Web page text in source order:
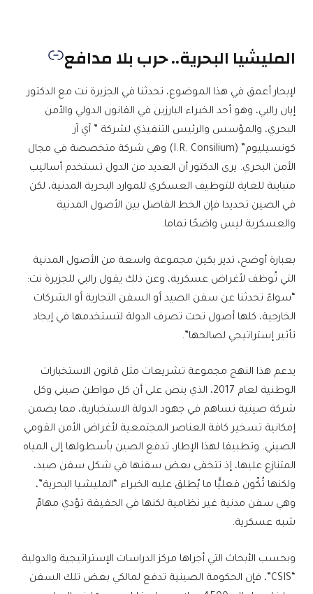
المليشيا البحرية.. حرب بلا مدافع
لإبحار أعمق في هذا الموضوع، تحدثنا في الجزيرة نت مع الدكتور
إيان رالبي، وهو أحد الخبراء البارزين في القانون الدولي والأمن
البحري، والمؤسس والرئيس التنفيذي لشركة ” آي آر
كونسيليوم” (I.R. Consilium) وهي شركة متخصصة في مجال
الأمن البحري. يرى الدكتور أن العديد من الدول تستخدم أساليب
متباينة للغاية للتوظيف العسكري للموارد البحرية المدنية، لكن
في الصين تحديدا فإن الخط الفاصل بين الأصول المدنية
والعسكرية ليس واضحًا تماما.
بعبارة أوضح، تدير بكين مجموعة واسعة من الأصول المدنية
التي تُوظف لأغراض عسكرية، وعن ذلك يقول رالبي للجزيرة نت:
“سواءً تحدثنا عن سفن الصيد أو السفن التجارية أو الشركات
الخارجية، كلها أصول تحت تصرف الدولة لتستخدمها في إيجاد
تأثير إستراتيجي لصالحها”.
يدعم هذا النهج مجموعة تشريعات مثل قانون الاستخبارات
الوطنية لعام 2017، الذي ينص على أن كل مواطن صيني وكل
شركة صينية تساهم في جهود الدولة الاستخبارية، مما يضمن
إمكانية تسخير كافة العناصر المجتمعية لأغراض الأمن القومي
الصيني. وتطبيقا لهذا الإطار، تدفع الصين بأسطولها إلى المياه
المتنازع عليها، إذ تتخفى بعض سفنها في شكل سفن صيد،
ولكنها تُكّون فعليًّا ما يُطلق عليه الخبراء “المليشيا البحرية”،
وهي سفن مدنية غير نظامية لكنها في الحقيقة تؤدي مهامّ
شبه عسكرية.
وبحسب الأبحاث التي أجراها مركز الدراسات الإستراتيجية والدولية
“CSIS”، فإن الحكومة الصينية تدفع لمالكي بعض تلك السفن